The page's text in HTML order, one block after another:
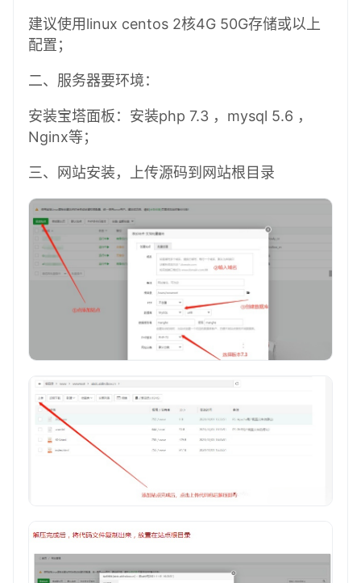
建议使用linux centos 2核4G 50G存储或以上
配置；
二、服务器要环境：
安装宝塔面板：安装php 7.3 ，mysql 5.6 ，
Nginx等；
三、网站安装，上传源码到网站根目录